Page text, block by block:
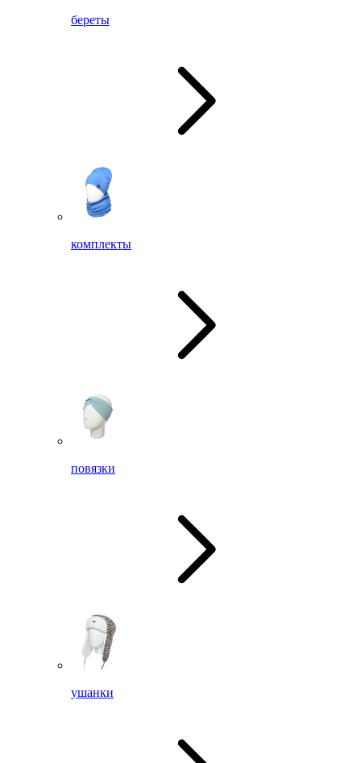
береты
комплекты
повязки
ушанки